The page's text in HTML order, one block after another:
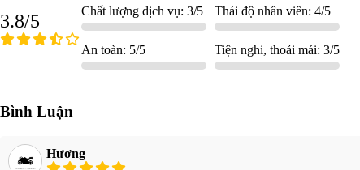
3.8/5 Chất lượng dịch vụ: 3/5 Thái độ nhân viên: 4/5
An toàn: 5/5 Tiện nghi, thoải mái: 3/5
Bình Luận
Hương